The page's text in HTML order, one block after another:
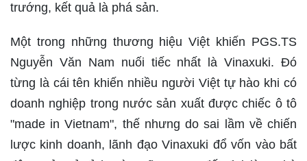
trướng, kết quả là phá sản.
Một trong những thương hiệu Việt khiến PGS.TS
Nguyễn Văn Nam nuối tiếc nhất là Vinaxuki. Đó
từng là cái tên khiến nhiều người Việt tự hào khi có
doanh nghiệp trong nước sản xuất được chiếc ô tô
"made in Vietnam", thế nhưng do sai lầm về chiến
lược kinh doanh, lãnh đạo Vinaxuki đổ vốn vào bất